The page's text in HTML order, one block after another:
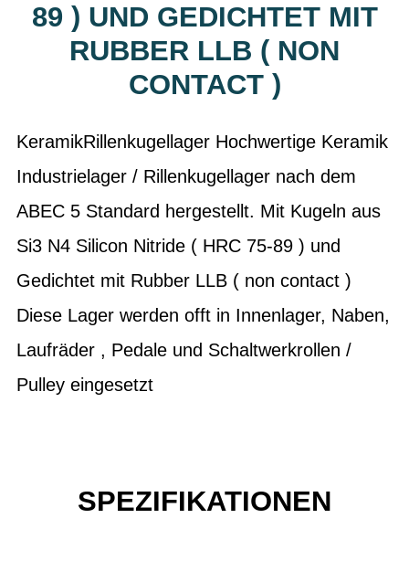
89 ) UND GEDICHTET MIT
RUBBER LLB ( NON
CONTACT )
KeramikRillenkugellager Hochwertige Keramik
Industrielager / Rillenkugellager nach dem
ABEC 5 Standard hergestellt. Mit Kugeln aus
Si3 N4 Silicon Nitride ( HRC 75-89 ) und
Gedichtet mit Rubber LLB ( non contact )
Diese Lager werden offt in Innenlager, Naben,
Laufräder , Pedale und Schaltwerkrollen /
Pulley eingesetzt
SPEZIFIKATIONEN